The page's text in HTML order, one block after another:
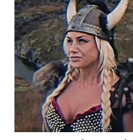
LABUHANBATU
WN
TAPANULI
TENGAH
WN DELI
SERDANG